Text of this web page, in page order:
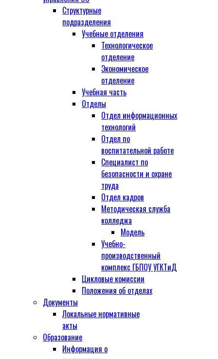
Структурные
подразделения
Учебные отделения
Технологическое
отделение
Экономическое
отделение
Учебная часть
Отделы
Отдел информационных
технологий
Отдел по
воспитательной работе
Специалист по
безопасности и охране
труда
Отдел кадров
Методическая служба
колледжа
Модель
Учебно-
производственный
комплекс ГБПОУ УГКТиД
Цикловые комиссии
Положения об отделах
Документы
Локальные нормативные
акты
Образование
Информация о